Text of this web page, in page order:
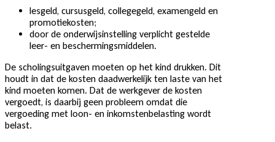
lesgeld, cursusgeld, collegegeld, examengeld en
promotiekosten;
door de onderwijsinstelling verplicht gestelde
leer- en beschermingsmiddelen.
De scholingsuitgaven moeten op het kind drukken. Dit
houdt in dat de kosten daadwerkelijk ten laste van het
kind moeten komen. Dat de werkgever de kosten
vergoedt, is daarbij geen probleem omdat die
vergoeding met loon- en inkomstenbelasting wordt
belast.